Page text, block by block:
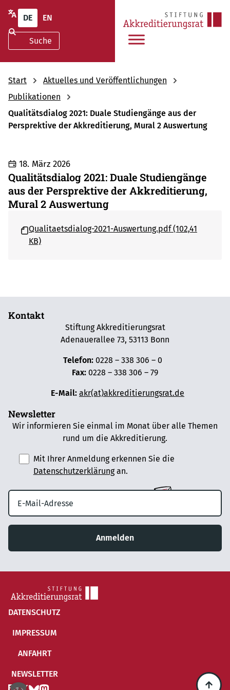
DE EN
Start
Aktuelles und Veröffentlichungen
Publikationen
Qualitätsdialog 2021: Duale Studiengänge aus der
Persprektive der Akkreditierung, Mural 2 Auswertung
18. März 2026
Qualitätsdialog 2021: Duale Studiengänge
aus der Persprektive der Akkreditierung,
Mural 2 Auswertung
Qualitaetsdialog-2021-Auswertung.pdf (102,41
KB)
Kontakt
Stiftung Akkreditierungsrat
Adenauerallee 73, 53113 Bonn
Telefon:0228 – 338 306 – 0
Fax: 0228 – 338 306 – 79
E-Mail: akr(at)akkreditierungsrat.de
Newsletter
Wir informieren Sie einmal im Monat über alle Themen
rund um die Akkreditierung.
Mit Ihrer Anmeldung erkennen Sie die
Datenschutzerklärungan.
Anmelden
DATENSCHUTZ
IMPRESSUM
ANFAHRT
NEWSLETTER